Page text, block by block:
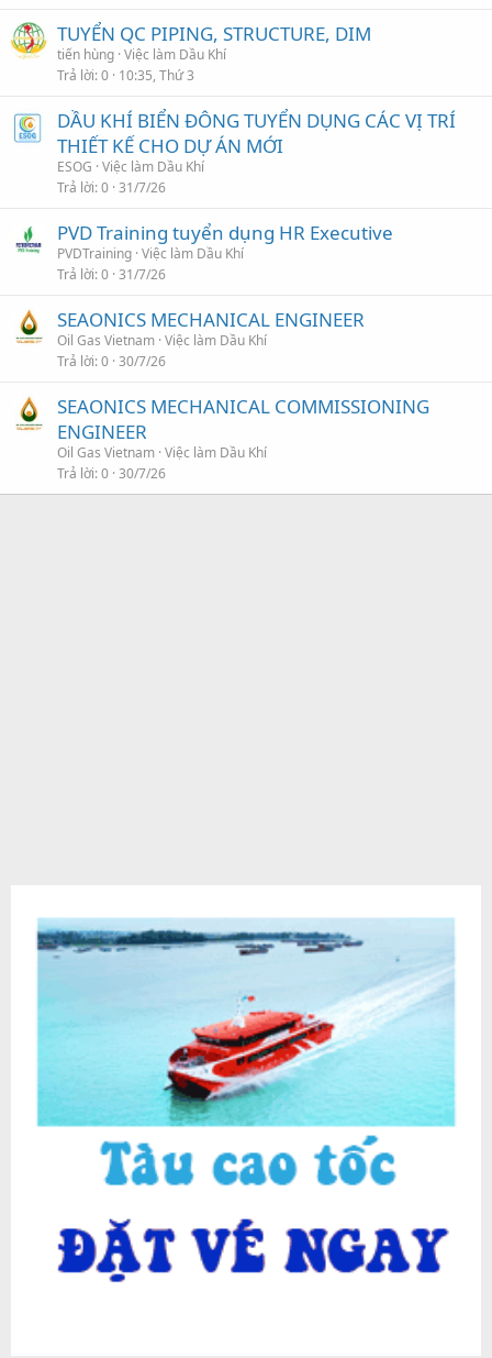
TUYỂN QC PIPING, STRUCTURE, DIM
tiến hùng Việc làm Dầu Khí
Trả lời 0 10:35, Thứ 3
DẦU KHÍ BIỂN ĐÔNG TUYỂN DỤNG CÁC VỊ TRÍ
THIẾT KẾ CHO DỰ ÁN MỚI
ESOG Việc làm Dầu Khí
Trả lời 0 31/7/26
PVD Training tuyển dụng HR Executive
PVDTraining Việc làm Dầu Khí
Trả lời 0 31/7/26
SEAONICS MECHANICAL ENGINEER
Oil Gas Vietnam Việc làm Dầu Khí
Trả lời 0 30/7/26
SEAONICS MECHANICAL COMMISSIONING
ENGINEER
Oil Gas Vietnam Việc làm Dầu Khí
Trả lời 0 30/7/26